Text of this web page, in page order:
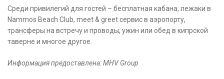
Среди привилегий для гостей – бесплатная кабана, лежаки в
Nammos Beach Club, meet & greet сервис в аэропорту,
трансферы на встречу и проводы, ужин или обед в кипрской
таверне и многое другое.
Информация предоставлена: MHV Group